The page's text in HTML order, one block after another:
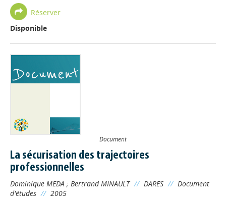
Réserver
Disponible
Document
La sécurisation des trajectoires
professionnelles
Dominique MEDA ; Bertrand MINAULT // DARES // Document
d'études // 2005